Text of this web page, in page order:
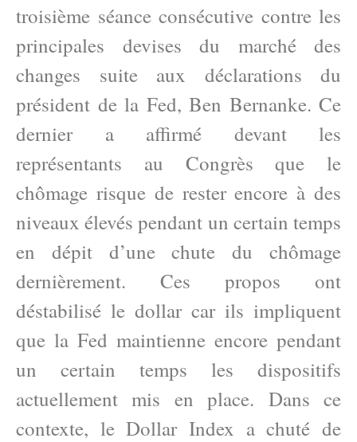
troisième séance consécutive contre les
principales devises du marché des
changes suite aux déclarations du
président de la Fed, Ben Bernanke. Ce
dernier a affirmé devant les
représentants au Congrès que le
chômage risque de rester encore à des
niveaux élevés pendant un certain temps
en dépit d’une chute du chômage
dernièrement. Ces propos ont
déstabilisé le dollar car ils impliquent
que la Fed maintienne encore pendant
un certain temps les dispositifs
actuellement mis en place. Dans ce
contexte, le Dollar Index a chuté de